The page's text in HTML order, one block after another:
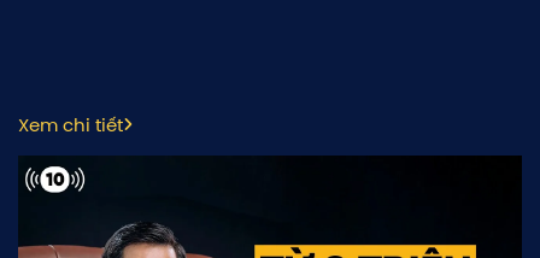
Xem chi tiết